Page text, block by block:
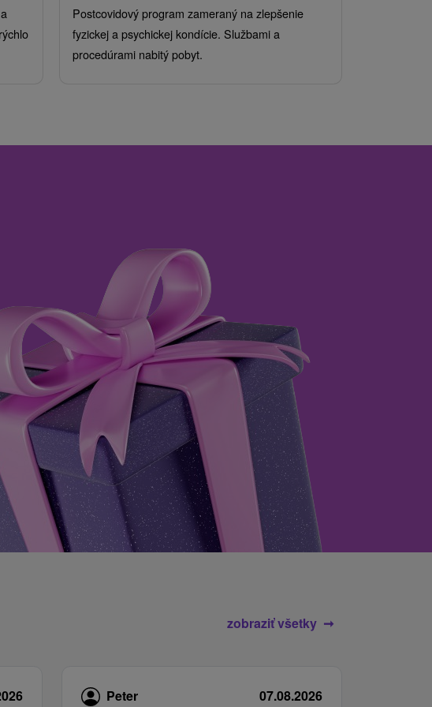
Postcovidový program zameraný na zlepšenie
fyzickej a psychickej kondície. Službami a
procedúrami nabitý pobyt.
zobraziť všetky
Peter 07.08.2026